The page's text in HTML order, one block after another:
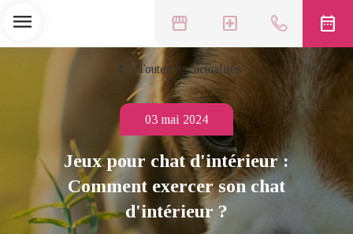
storefront local_hospital date_range
menu
chevron_left Toutes les actualités
03 mai 2024
Jeux pour chat d'intérieur :
Comment exercer son chat
d'intérieur ?